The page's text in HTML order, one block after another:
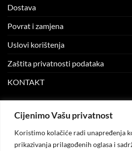
Cijenimo Vašu privatnost
Koristimo kolačiće radi unapređenja
prikazivanja prilagođenih oglasa i
Dostava
Povrat i zamjena
Uslovi korištenja
Zaštita privatnosti podataka
KONTAKT